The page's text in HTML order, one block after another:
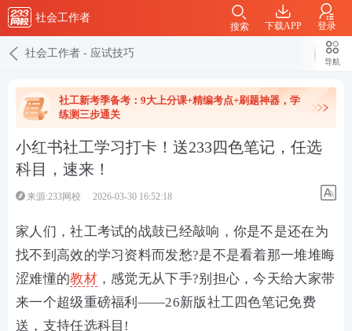
社会工作者
下载APP 登录
搜索
社会工作者 - 应试技巧
导航
社工新考季备考：9大上分课+精编考点+刷题神器，学
练测三步通关
小红书社工学习打卡！送233四色笔记，任选
科目，速来！
来源:233网校 2026-03-30 16:52:18
家人们，社工考试的战鼓已经敲响，你是不是还在为
找不到高效的学习资料而发愁?是不是看着那一堆堆晦
涩难懂的教材，感觉无从下手?别担心，今天给大家带
来一个超级重磅福利——26新版社工四色笔记免费
送，支持任选科目!